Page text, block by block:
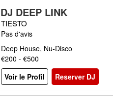
DJ DEEP LINK
TIESTO
Pas d'avis
Deep House, Nu-Disco
€200 - €500
Voir le Profil
Reserver DJ